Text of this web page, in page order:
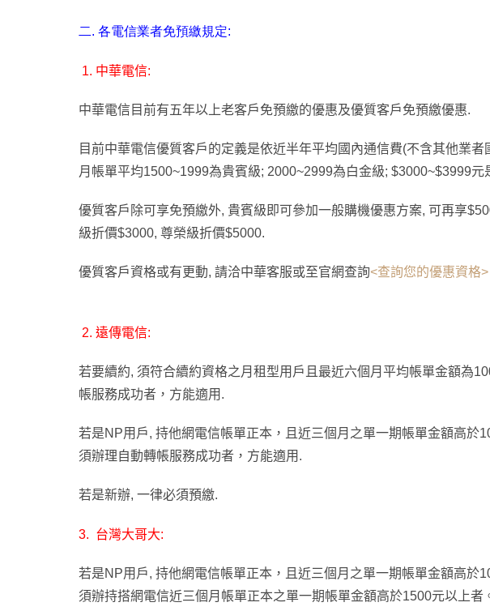
二. 各電信業者免預繳規定:
1. 中華電信:
中華電信目前有五年以上老客戶免預繳的優惠及優質客戶免預繳優惠.
目前中華電信優質客戶的定義是依近半年平均國內通信費(不含其他業
月帳單平均1500~1999為貴賓級; 2000~2999為白金級; $3000~$3999
優質客戶除可享免預繳外, 貴賓級即可參加一般購機優惠方案, 可再享
級折價$3000, 尊榮級折價$5000.
優質客戶資格或有更動, 請洽中華客服或至官網查詢<查詢您的優惠資格>
2. 遠傳電信:
若要續約, 須符合續約資格之月租型用戶且最近六個月平均帳單金額為
帳服務成功者，方能適用.
若是NP用戶, 持他網電信帳單正本，且近三個月之單一期帳單金額高於
須辦理自動轉帳服務成功者，方能適用.
若是新辦, 一律必須預繳.
3. 台灣大哥大:
若是NP用戶, 持他網電信帳單正本，且近三個月之單一期帳單金額高於
須辦持搭網電信近三個月帳單正本之單一期帳單金額高於1500元以上者